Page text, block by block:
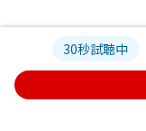
30秒試聴中